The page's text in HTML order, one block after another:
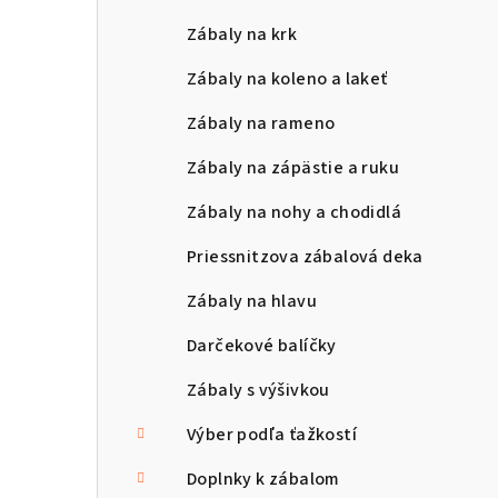
Zábaly na krk
Zábaly na koleno a lakeť
Zábaly na rameno
Zábaly na zápästie a ruku
Zábaly na nohy a chodidlá
Priessnitzova zábalová deka
Zábaly na hlavu
Darčekové balíčky
Zábaly s výšivkou
Výber podľa ťažkostí
Doplnky k zábalom